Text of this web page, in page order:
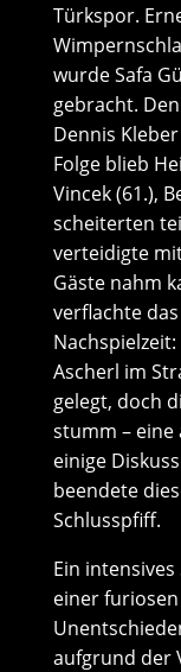
Türkspor.
wurde Safa
gebracht.
Dennis
Folge blieb
Vincek (61.),
scheiterten
verteidigte
Gäste nahm
verflachte
Ascherl im
gelegt, doch
stumm –
einige
beendete
Schlusspfiff.
Ein
einer
aufgrund der